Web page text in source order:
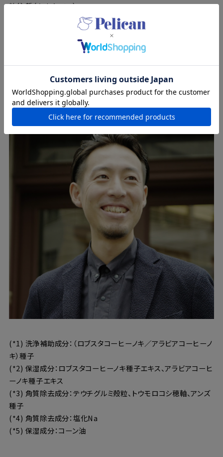
粕谷 哲（かすや てつ）
株式会社Philocoffea（フィロコフィア） 代表取締役
2016年6月、World Brewers Cup 2016 にてアジア人初の世界
現在、世界各地でセミナーやワークショップを行い、精力的に次世
代のバリスタ育成や一般消費者に向けてコーヒーの魅力を発信し
ている。
(*1) 洗浄補助成分：（ロブスタコーヒーノキ／アラビアコーヒーノ
キ）種子
(*2) 保湿成分：ロブスタコーヒーノキ種子エキス、アラビアコーヒ
ーノキ種子エキス
(*3) 角質除去成分：テウチグルミ殻粒、トウモロコシ穂軸、アンズ
種子
(*4) 角質除去成分：塩化Na
(*5) 保湿成分：コーン油